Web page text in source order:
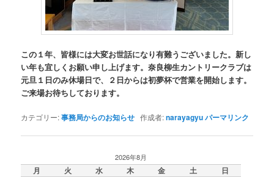
この１年、皆様には大変お世話になり有難うございました。新し
い年も宜しくお願い申し上げます。奈良柳生カントリークラブは
元旦１日のみ休場日で、２日からは初夢杯で営業を開始します。
ご来場お待ちしております。
カテゴリー:事務局からのお知らせ 作成者:narayagyuパーマリンク
2026年8月
月 火 水 木 金 土 日